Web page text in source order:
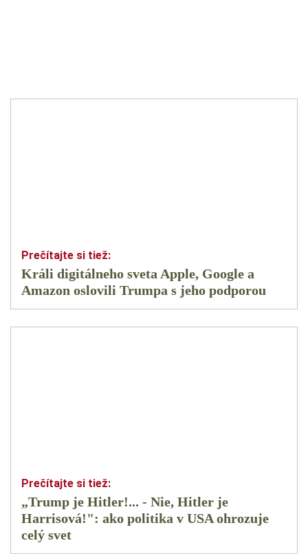
Králi digitálneho sveta Apple, Google a
Amazon oslovili Trumpa s jeho podporou
„Trump je Hitler!... - Nie, Hitler je
Harrisová!": ako politika v USA ohrozuje
celý svet